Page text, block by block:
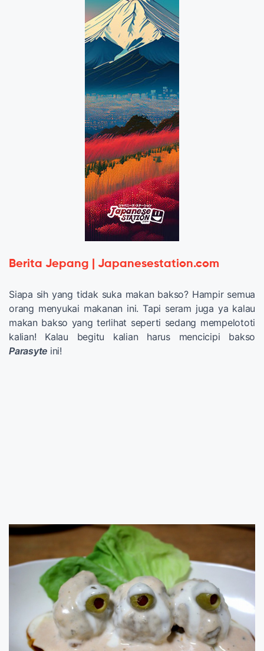
Berita Jepang | Japanesestation.com
Siapa sih yang tidak suka makan bakso? Hampir semua
orang menyukai makanan ini. Tapi seram juga ya kalau
makan bakso yang terlihat seperti sedang mempelototi
kalian! Kalau begitu kalian harus mencicipi bakso
Parasyte ini!